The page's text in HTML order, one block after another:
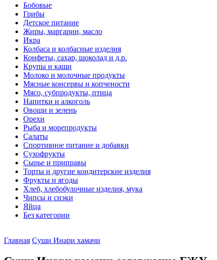
Бобовые
Грибы
Детское питание
Жиры, маргарин, масло
Икра
Колбаса и колбасные изделия
Конфеты, сахар, шоколад и д.р.
Крупы и каши
Молоко и молочные продукты
Мясные консервы и копчености
Мясо, субпродукты, птица
Напитки и алкоголь
Овощи и зелень
Орехи
Рыба и морепродукты
Салаты
Спортивное питание и добавки
Сухофрукты
Сырье и приправы
Торты и другие кондитерские изделия
Фрукты и ягоды
Хлеб, хлебобулочные изделия, мука
Чипсы и снэки
Яйца
Без категории
Главная Суши Инари хамачи